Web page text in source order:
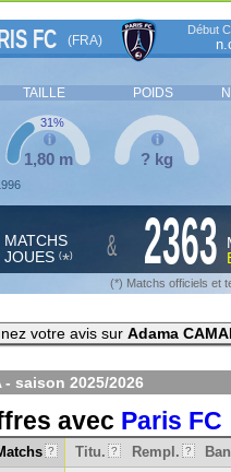
FC (FRA)
Début
TAILLE POIDS
1,80 m
31%
? kg
MATCHS
JOUES (*) & 2363
(*) Matchs officiels et
votre avis sur Adama
- saison 2025/2026
avec Paris FC
? Titu. ? Rempl. ?